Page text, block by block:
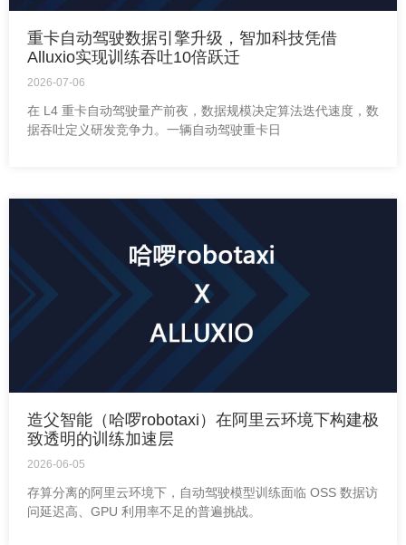
重卡自动驾驶数据引擎升级，智加科技凭借
Alluxio实现训练吞吐10倍跃迁
2026-07-06
在 L4 重卡自动驾驶量产前夜，数据规模决定算法迭代速度，数
据吞吐定义研发竞争力。一辆自动驾驶重卡日
造父智能（哈啰robotaxi）在阿里云环境下构建极
致透明的训练加速层
2026-06-05
存算分离的阿里云环境下，自动驾驶模型训练面临 OSS 数据访
问延迟高、GPU 利用率不足的普遍挑战。